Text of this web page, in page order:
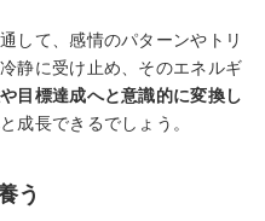
して、感情のパターンやトリ
静に受け止め、そのエネルギ
目標達成へと意識的に変換し
成長できるでしょう。
う